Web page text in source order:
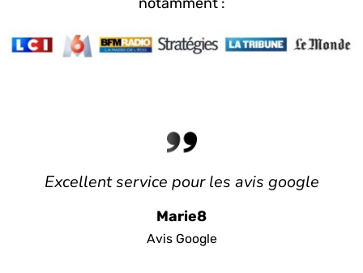
service pour les avis google